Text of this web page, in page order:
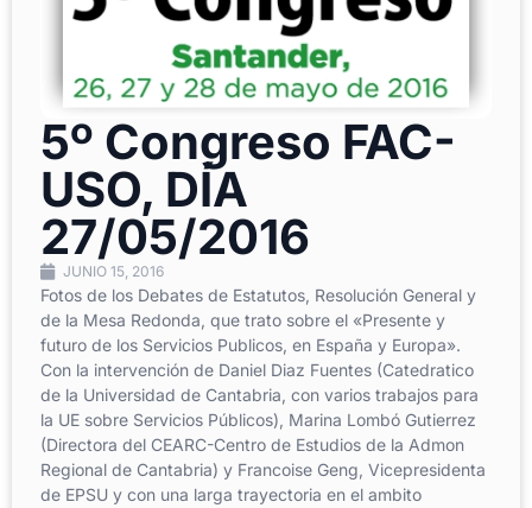
5º Congreso FAC-
USO, DÍA
27/05/2016
JUNIO 15, 2016
Fotos de los Debates de Estatutos, Resolución General y
de la Mesa Redonda, que trato sobre el «Presente y
futuro de los Servicios Publicos, en España y Europa».
Con la intervención de Daniel Diaz Fuentes (Catedratico
de la Universidad de Cantabria, con varios trabajos para
la UE sobre Servicios Públicos), Marina Lombó Gutierrez
(Directora del CEARC-Centro de Estudios de la Admon
Regional de Cantabria) y Francoise Geng, Vicepresidenta
de EPSU y con una larga trayectoria en el ambito